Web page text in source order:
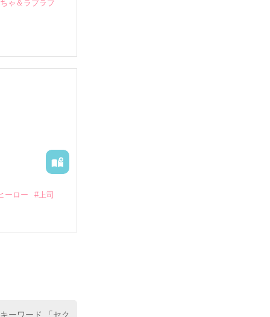
ゃ＆ラブラブ
閥御曹司に
影恭司その
れた上、二
ーロー #上司
居まで提案
ーワード 「セク